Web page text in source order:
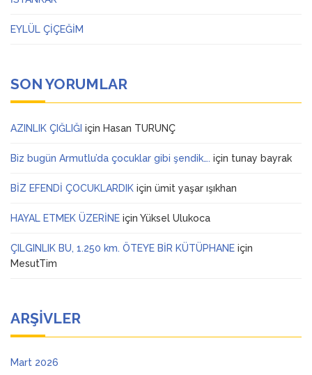
EYLÜL ÇİÇEĞİM
SON YORUMLAR
AZINLIK ÇIĞLIĞI için Hasan TURUNÇ
Biz bugün Armutlu’da çocuklar gibi şendik…. için tunay bayrak
BİZ EFENDİ ÇOCUKLARDIK için ümit yaşar ışıkhan
HAYAL ETMEK ÜZERİNE için Yüksel Ulukoca
ÇILGINLIK BU, 1.250 km. ÖTEYE BİR KÜTÜPHANE için
MesutTim
ARŞIVLER
Mart 2026